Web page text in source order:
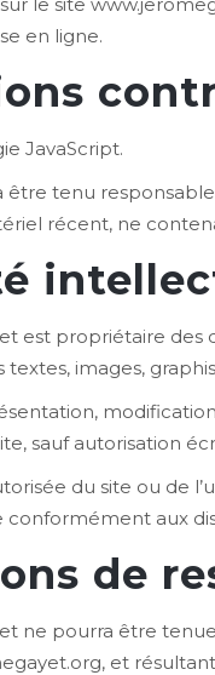
en ligne.
JavaScript.
tenu responsable
récent, ne
est propriétaire
images,
sauf autorisation
du site ou de
aux
de
ne pourra être
et